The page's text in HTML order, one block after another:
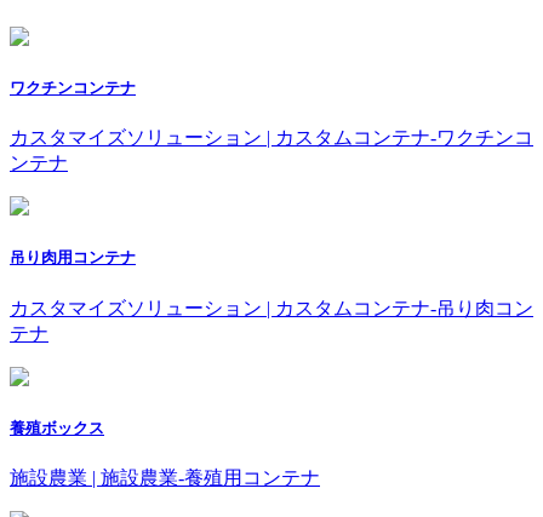
ワクチンコンテナ
カスタマイズソリューション | カスタムコンテナ-ワクチンコ
ンテナ
吊り肉用コンテナ
カスタマイズソリューション | カスタムコンテナ-吊り肉コン
テナ
養殖ボックス
施設農業 | 施設農業-養殖用コンテナ